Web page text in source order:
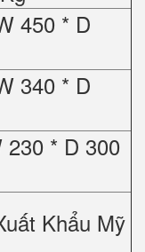
450 * D
340 * D
230 * D 300
Khẩu Mỹ